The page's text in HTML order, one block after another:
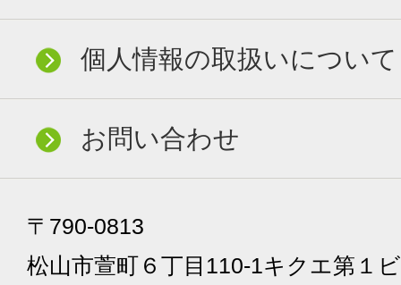
個人情報の取扱いについて
お問い合わせ
〒790-0813
松山市萱町６丁目110-1キクエ第１